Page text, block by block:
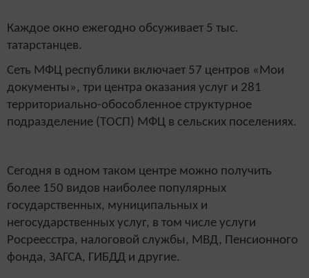
Каждое окно ежегодно обсуживает 5 тыс.
татарстанцев.
Сеть МФЦ республики включает 57 центров «Мои
документы», три центра оказания услуг и 281
территориально-обособленное структурное
подразделение (ТОСП) МФЦ в сельских поселениях.
Сегодня в одном таком центре можно получить
более 150 видов наиболее популярных
государственных, муниципальных и
негосударственных услуг, в том числе услуги
Росреесстра, налоговой службы, МВД, Пенсионного
фонда, ЗАГСА, ГИБДД и другие.